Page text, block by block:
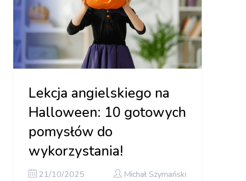
Lekcja angielskiego na
Halloween: 10 gotowych
pomysłów do
wykorzystania!
21/10/2025 Michał Szymański